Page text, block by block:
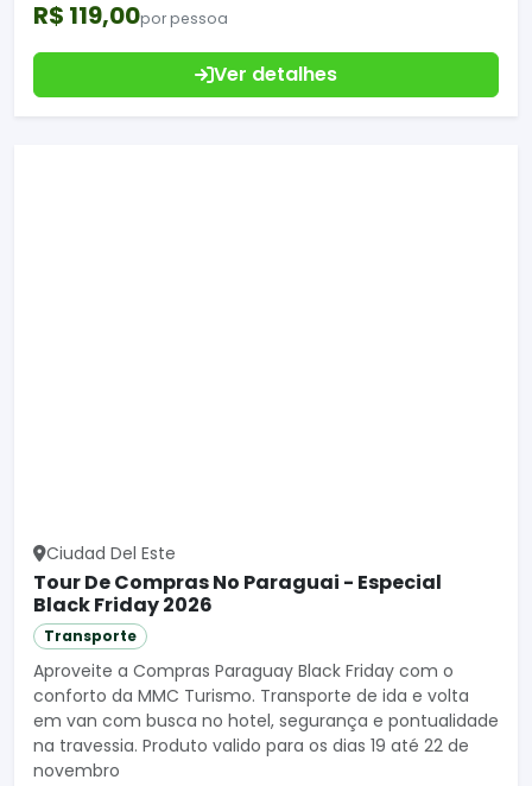
R$ 119,00por pessoa
Ver detalhes
Ciudad Del Este
Tour De Compras No Paraguai - Especial
Black Friday 2026
Transporte
Aproveite a Compras Paraguay Black Friday com o
conforto da MMC Turismo. Transporte de ida e volta
em van com busca no hotel, segurança e pontualidade
na travessia. Produto valido para os dias 19 até 22 de
novembro